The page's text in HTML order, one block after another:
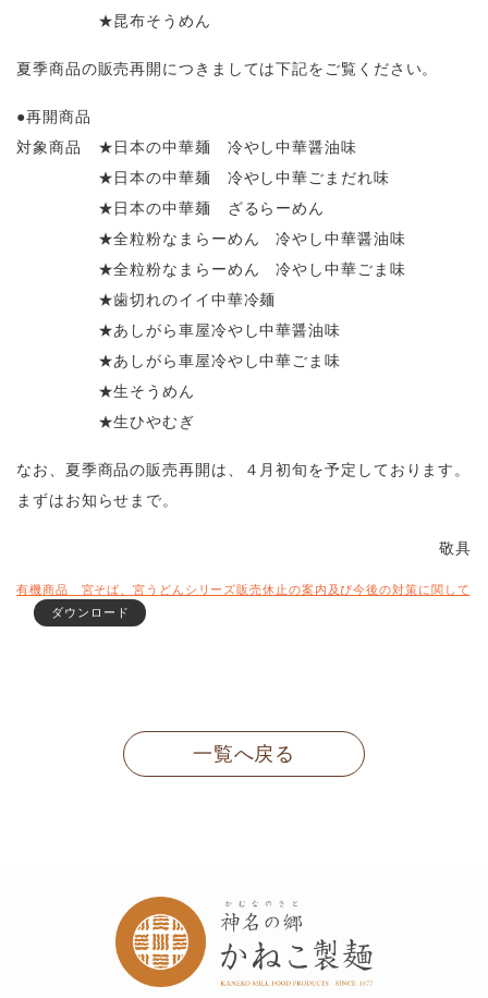
★昆布そうめん
夏季商品の販売再開につきましては下記をご覧ください。
●再開商品
対象商品 ★日本の中華麺 冷やし中華醤油味
★日本の中華麺 冷やし中華ごまだれ味
★日本の中華麺 ざるらーめん
★全粒粉なまらーめん 冷やし中華醤油味
★全粒粉なまらーめん 冷やし中華ごま味
★歯切れのイイ中華冷麺
★あしがら車屋冷やし中華醤油味
★あしがら車屋冷やし中華ごま味
★生そうめん
★生ひやむぎ
なお、夏季商品の販売再開は、４月初旬を予定しております。
まずはお知らせまで。
敬具
有機商品 宮そば、宮うどんシリーズ販売休止の案内及び今後の対策に関して
ダウンロード
一覧へ戻る